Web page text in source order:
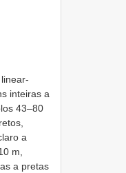
inteiras a
43–80
a
m,
a pretas